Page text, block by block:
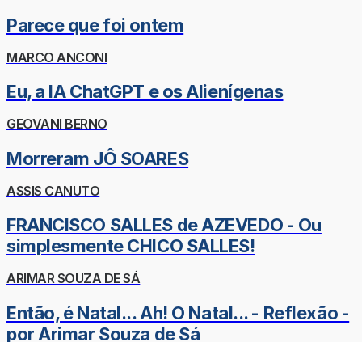
Parece que foi ontem
MARCO ANCONI
Eu, a IA ChatGPT e os Alienígenas
GEOVANI BERNO
Morreram JÔ SOARES
ASSIS CANUTO
FRANCISCO SALLES de AZEVEDO - Ou
simplesmente CHICO SALLES!
ARIMAR SOUZA DE SÁ
Então, é Natal... Ah! O Natal... - Reflexão -
por Arimar Souza de Sá